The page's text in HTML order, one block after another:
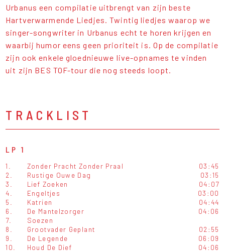
Urbanus een compilatie uitbrengt van zijn beste
Hartverwarmende Liedjes. Twintig liedjes waarop we
singer-songwriter in Urbanus echt te horen krijgen en
waarbij humor eens geen prioriteit is. Op de compilatie
zijn ook enkele gloednieuwe live-opnames te vinden
uit zijn BES TOF-tour die nog steeds loopt.
TRACKLIST
LP 1
1. Zonder Pracht Zonder Praal
03:45
2.
Rustige Ouwe Dag
03:15
3.
Lief Zoeken
04:07
4.
Engeltjes
03:00
5.
Katrien
04:44
6.
De Mantelzorger
04:06
7.
Soezen
8.
Grootvader Geplant
02:55
9.
De Legende
06:09
10.
Houd De Dief 04:06